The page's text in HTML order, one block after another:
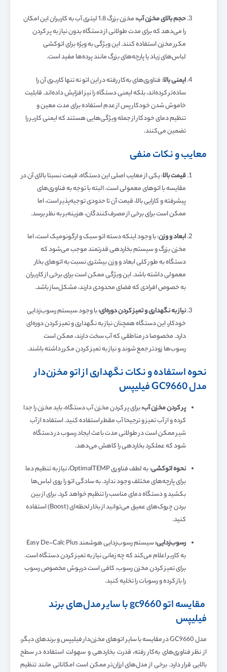
حجم بالای مخزن آب:
مخزن بزرگ 1.8 لیتری آب به کاربران این امکان
را می‌دهد که برای مدت طولانی از دستگاه بدون نیاز به پر کردن
مکرر مخزن استفاده کنند. این ویژگی به ویژه برای اتوکشی
لباس‌های زیاد یا پارچه‌های بزرگ مانند پرده‌ها مفید است.
ایمنی بالا: فناوری‌های به‌کار رفته در این اتو نه تنها کاربری آن را
ساده‌تر کرده‌اند، بلکه ایمنی دستگاه را نیز افزایش داده‌اند. قابلیت
خاموش شدن خودکار پس از عدم استفاده برای مدت معین و
تنظیم دمای خودکار از جمله ویژگی‌هایی هستند که ایمنی کاربر را
تضمین می‌کنند.
معایب و نکات منفی
قیمت بالا: یکی از معایب اصلی این دستگاه، قیمت نسبتا بالای آن در
مقایسه با اتوهای معمولی است. البته با توجه به فناوری‌های
پیشرفته و کارایی بالا، قیمت آن تا حدودی توجیه‌پذیر است، اما
ممکن است برای برخی از مصرف‌کنندگان، هزینه‌بر به نظر برسد.
ابعاد و وزن: با وجود اینکه دسته اتو سبک و ارگونومیک است، اما
مخزن بزرگ و سیستم بخاردهی قدرتمند موجب می‌شود که
دستگاه به طور کلی ابعاد و وزن بیشتری نسبت به اتوهای بخار
معمولی داشته باشد. این ویژگی ممکن است برای برخی از کاربران
به خصوص افرادی که فضای محدودی دارند، مشکل‌ساز باشد.
نیاز به نگهداری و تمیز کردن دوره‌ای:با وجود سیستم رسوب‌زدایی
خودکار، این دستگاه همچنان نیاز به نگهداری و تمیز کردن دوره‌ای
دارد. مخصوصا در مناطقی که آب سخت دارند، ممکن است
رسوب‌ها زودتر جمع شوند و نیاز به تمیز کردن مکرر داشته باشند.
نحوه استفاده و نکات نگهداری از اتو مخزن‌دار
مدل GC9660 فیلیپس
پر کردن مخزن آب:برای پر کردن مخزن آب دستگاه، باید مخزن را جدا
کرده و از آب تمیز و ترجیحا آب مقطر استفاده کنید. استفاده از آب
شیر ممکن است در طولانی مدت باعث ایجاد رسوب در دستگاه
شود که عملکرد بخاردهی را کاهش می‌دهد.
نحوه اتوکشی
: به لطف فناوری OptimalTEMP، نیاز به تنظیم دما
برای پارچه‌های مختلف وجود ندارد. به سادگی اتو را روی لباس‌ها
بکشید و دستگاه دمای مناسب را تنظیم خواهد کرد. برای از بین
بردن چروک‌های عمیق می‌توانید از بخار لحظه‌ای (Boost) استفاده
کنید.
رسوب‌زدایی:
سیستم رسوب‌زدایی هوشمند Easy De-Calc Plus
به کاربر اعلام می‌کند که چه زمانی نیاز به تمیز کردن دستگاه است.
برای تمیز کردن مخزن رسوب، کافی است درپوش مخصوص رسوب
را باز کرده و رسوبات را تخلیه کنید.
مقایسه اتو gc9660 با سایر مدل‌های برند
فیلیپس
مدل GC9660 در مقایسه با سایر اتوهای مخزن‌دار فیلیپس و برندهای دیگر،
از نظر فناوری‌های به‌کار رفته، قدرت بخاردهی و سهولت استفاده در سطح
بالایی قرار دارد. برخی از مدل‌های ارزان‌تر ممکن است امکاناتی مانند تنظیم